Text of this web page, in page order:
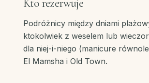
Kto rezerwuje
Podróżnicy między dniami
ktokolwiek z weselem lub
dla niej-i-niego (manicure
El Mamsha i Old Town.